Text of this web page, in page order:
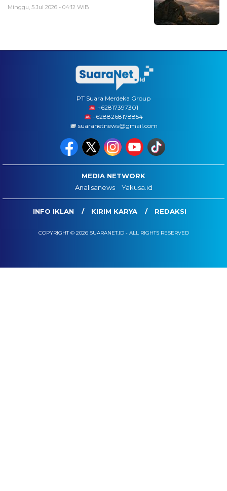
Minggu, 5 Jul 2026 - 04:12 WIB
PT Suara Merdeka Group
‪+62817397301
+6288268178854
suaranetnews@gmail.com
MEDIA NETWORK
Analisanews
Yakusa.id
INFO IKLAN KIRIM KARYA REDAKSI
COPYRIGHT © 2026 SUARANET.ID - ALL RIGHTS RESERVED